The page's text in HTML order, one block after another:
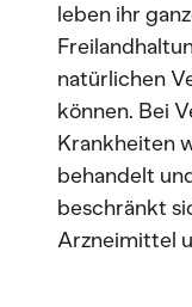
leben ihr
natürlichen
können. Bei
Krankheiten
behandelt
beschränkt
Arzneimittel